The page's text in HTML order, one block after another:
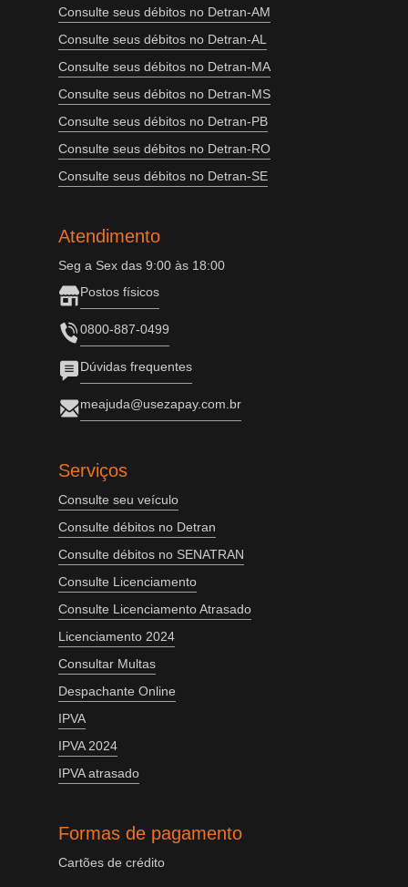
Consulte seus débitos no Detran-AM
Consulte seus débitos no Detran-AL
Consulte seus débitos no Detran-MA
Consulte seus débitos no Detran-MS
Consulte seus débitos no Detran-PB
Consulte seus débitos no Detran-RO
Consulte seus débitos no Detran-SE
Atendimento
Seg a Sex das 9:00 às 18:00
Postos físicos
0800-887-0499
Dúvidas frequentes
meajuda@usezapay.com.br
Serviços
Consulte seu veículo
Consulte débitos no Detran
Consulte débitos no SENATRAN
Consulte Licenciamento
Consulte Licenciamento Atrasado
Licenciamento 2024
Consultar Multas
Despachante Online
IPVA
IPVA 2024
IPVA atrasado
Formas de pagamento
Cartões de crédito